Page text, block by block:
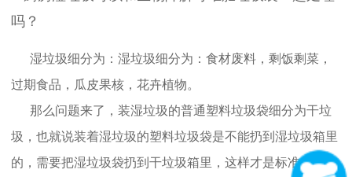
湿垃圾细分为：湿垃圾细分为：食材废料，剩饭剩菜，
过期食品，瓜皮果核，花卉植物。
那么问题来了，装湿垃圾的普通塑料垃圾袋细分为干垃
圾，也就说装着湿垃圾的塑料垃圾袋是不能扔到湿垃圾箱里
的，需要把湿垃圾袋扔到干垃圾箱里，这样才是标准的垃圾